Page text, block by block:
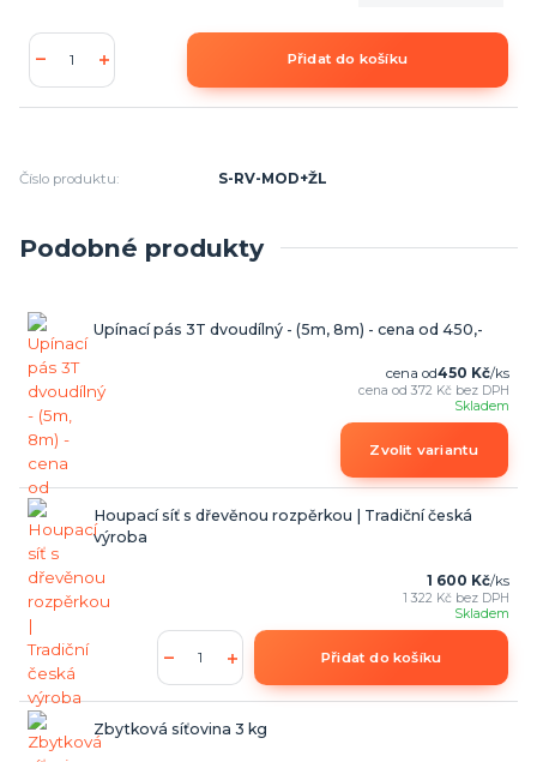
Přidat do košíku
Číslo produktu: S-RV-MOD+ŽL
Podobné produkty
Upínací pás 3T dvoudílný - (5m, 8m) - cena od 450,-
cena od450 Kč/ks
cena od 372 Kč bez DPH
Skladem
Zvolit variantu
Houpací síť s dřevěnou rozpěrkou | Tradiční česká
výroba
1 600 Kč/ks
1 322 Kč bez DPH
Skladem
Přidat do košíku
Zbytková síťovina 3 kg